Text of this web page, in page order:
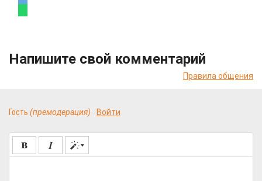
Напишите свой комментарий
Правила общения
Гость (премодерация) Войти